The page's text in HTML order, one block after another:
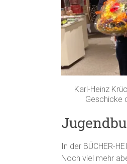
Karl-Heinz
Geschicke
In der BÜCHER-
Noch viel mehr